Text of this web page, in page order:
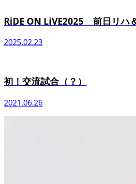
RiDE ON LiVE2025 前日リハ
2025.02.23
初！交流試合（？）
2021.06.26